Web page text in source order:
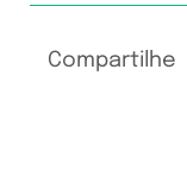
Compartilhe